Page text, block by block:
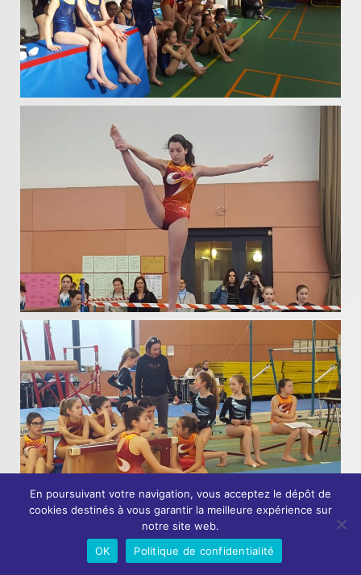
En poursuivant votre navigation, vous acceptez le dépôt de
cookies destinés à vous garantir la meilleure expérience sur
notre site web.
OK
Politique de confidentialité